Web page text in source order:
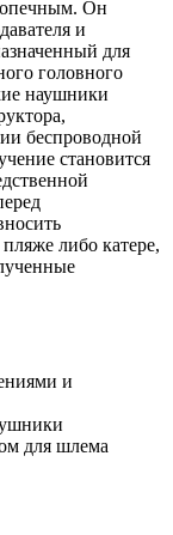
Он
и
для
головного
наушники
беспроводной
становится
либо катере,
и
для шлема